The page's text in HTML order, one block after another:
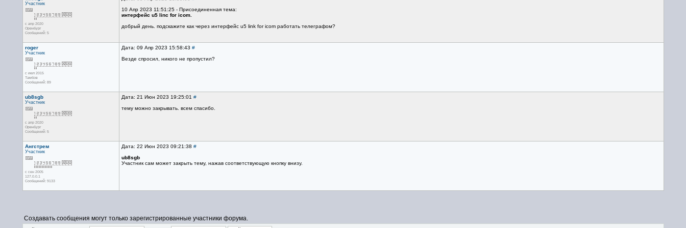
Участник
с апр 2020
Оренбург
Сообщений: 5
10 Апр 2023 11:51:25 - Присоединенная тема:
интерфейс u5 linc for icom.
добрый день. подскажите как через интерфейс u5 link for icom работать телеграфом?
roger
Участник
с июл 2015
Тамбов
Сообщений: 89
Дата: 09 Апр 2023 15:58:43 #
Везде спросил, никого не пропустил?
ub8sgb
Участник
с апр 2020
Оренбург
Сообщений: 5
Дата: 21 Июн 2023 19:25:01 #
тему можно закрывать. всем спасибо.
Ангстрем
Участник
с сен 2005
127.0.0.1
Сообщений: 9133
Дата: 22 Июн 2023 09:21:38 #
ub8sgb
Участник сам может закрыть тему, нажав соответствующую кнопку внизу.
Создавать сообщения могут только зарегистрированные участники форума.